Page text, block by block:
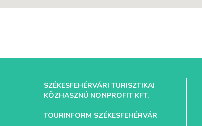
SZÉKESFEHÉRVÁRI TURISZTIKAI
KÖZHASZNÚ NONPROFIT KFT.
TOURINFORM SZÉKESFEHÉRVÁR